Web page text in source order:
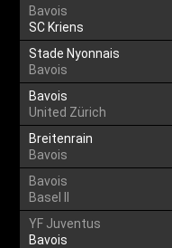
Bavois
SC Kriens
Stade Nyonnais
Bavois
Bavois
United Zürich
Breitenrain
Bavois
Bavois
Basel II
YF Juventus
Bavois